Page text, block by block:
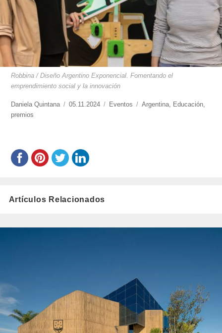
Robbina / Diseño Argentino Exponencial. Fomentando el
emprendimiento social y la innovación
https://www.experimenta.es/author/daniela-
quintana/
Daniela Quintana
Publicado
05.11.2024 Categorías
Eventos Etiquetas
Argentina, Educación,
premios
Artículos Relacionados